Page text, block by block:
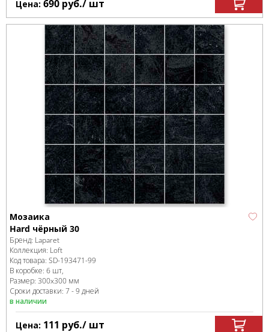
Цена: 690 руб./ шт
Мозаика
Hard чёрный 30
Бренд: Laparet
Коллекция: Loft
Код товара: SD-193471-99
В коробке: 6 шт,
Размер: 300x300 мм
Сроки доставки: 7 - 9 дней
в наличии
Цена: 111 руб./ шт